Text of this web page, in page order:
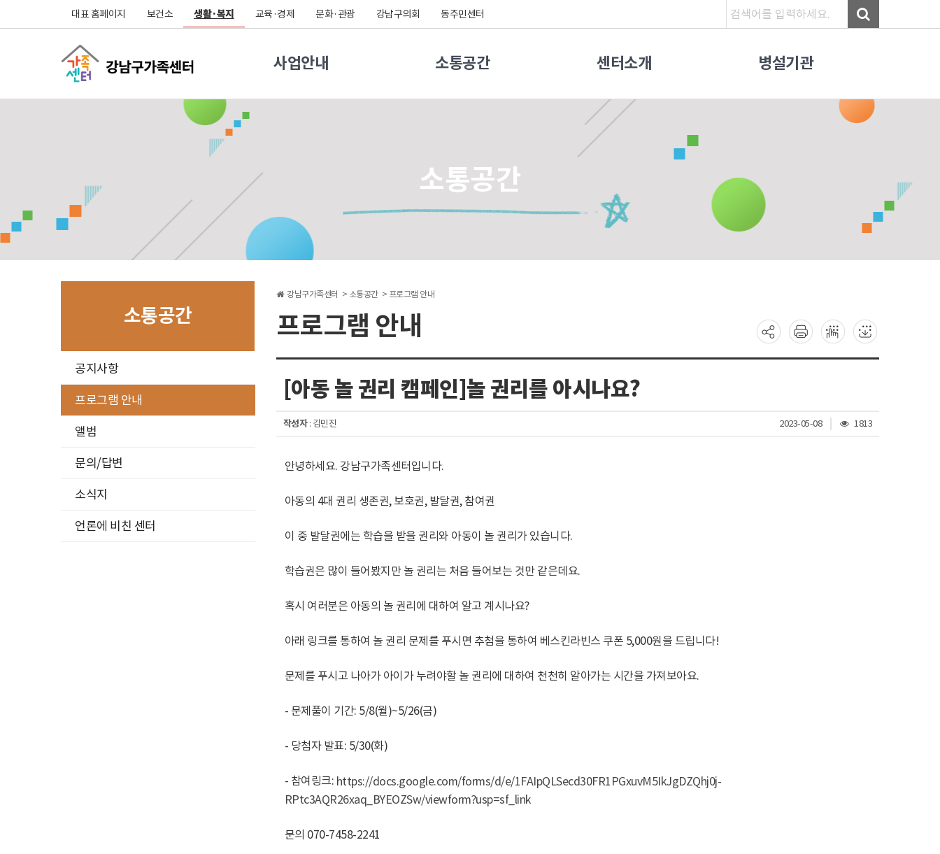
대표 홈페이지 보건소 생활·복지 교육·경제 문화·관광 강남구의회 동주민센터
사업안내 소통공간 센터소개 병설기관
소통공간
소통공간
공지사항
프로그램 안내
앨범
문의/답변
소식지
언론에 비친 센터
강남구가족센터 > 소통공간 > 프로그램 안내
프로그램 안내
분
선
[아동 놀 권리 캠페인]놀 권리를 아시나요?
작성자: 김민진 2023-05-08
조
회
1813
안녕하세요. 강남구가족센터입니다.
아동의 4대 권리 생존권, 보호권, 발달권, 참여권
이 중 발달권에는 학습을 받을 권리와 아동이 놀 권리가 있습니다.
학습권은 많이 들어봤지만 놀 권리는 처음 들어보는 것만 같은데요.
혹시 여러분은 아동의 놀 권리에 대하여 알고 계시나요?
아래 링크를 통하여 놀 권리 문제를 푸시면 추첨을 통하여 베스킨라빈스 쿠폰 5,000원을 드립니다!
문제를 푸시고 나아가 아이가 누려야할 놀 권리에 대하여 천천히 알아가는 시간을 가져보아요.
- 문제풀이 기간: 5/8(월)~5/26(금)
- 당첨자 발표: 5/30(화)
- 참여링크: https://docs.google.com/forms/d/e/1FAIpQLSecd30FR1PGxuvM5IkJgDZQhj0j-
RPtc3AQR26xaq_BYEOZSw/viewform?usp=sf_link
문의 070-7458-2241